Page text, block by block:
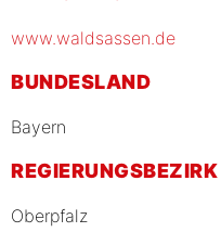
www.waldsassen.de
BUNDESLAND
Bayern
REGIERUNGSBEZIRK
Oberpfalz